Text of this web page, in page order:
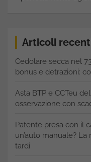
Articoli
Cedolare secca nel
bonus e detrazioni:
Asta BTP e CCTeu
osservazione con
Patente presa con il
un’auto manuale?
tardi